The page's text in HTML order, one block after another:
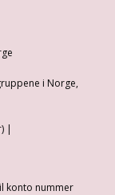
i Norge,
|
konto nummer